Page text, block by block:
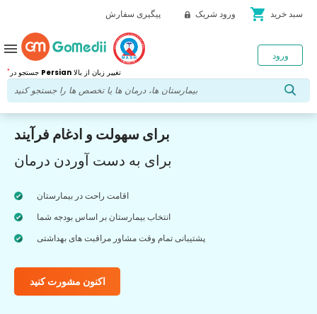
پیگیری سفارش ورود شریک shopping_cart سبد خرید
* Persian تغییر زبان از بالا
ورود menu
برای سهولت و ادغام فرآیند
برای به دست آوردن درمان
اقامت راحت در بیمارستان
انتخاب بیمارستان بر اساس بودجه شما
پشتیبانی تمام وقت مشاور مراقبت های بهداشتی
اکنون مشورت کنید